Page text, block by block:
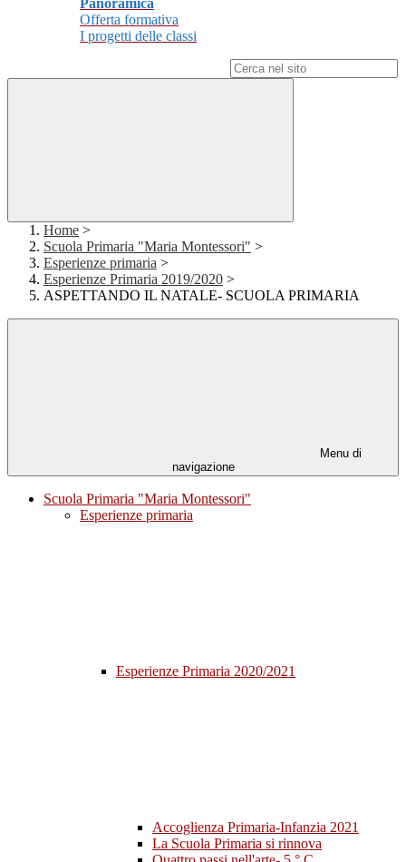
Panoramica
Offerta formativa
I progetti delle classi
Home >
Scuola Primaria "Maria Montessori" >
Esperienze primaria >
Esperienze Primaria 2019/2020 >
ASPETTANDO IL NATALE- SCUOLA PRIMARIA
Menu di
navigazione
Scuola Primaria "Maria Montessori"
Esperienze primaria
Esperienze Primaria 2020/2021
Accoglienza Primaria-Infanzia 2021
La Scuola Primaria si rinnova